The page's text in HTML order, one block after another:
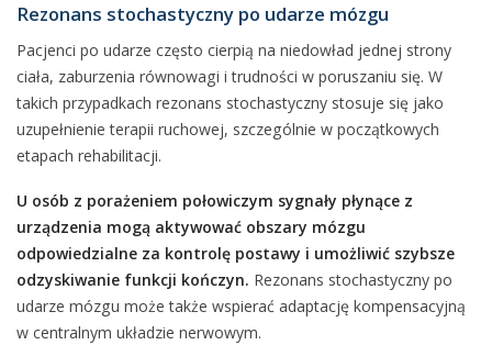
Rezonans stochastyczny po udarze mózgu
Pacjenci po udarze często cierpią na niedowład jednej strony
ciała, zaburzenia równowagi i trudności w poruszaniu się. W
takich przypadkach rezonans stochastyczny stosuje się jako
uzupełnienie terapii ruchowej, szczególnie w początkowych
etapach rehabilitacji.
U osób z porażeniem połowiczym sygnały płynące z
urządzenia mogą aktywować obszary mózgu
odpowiedzialne za kontrolę postawy i umożliwić szybsze
odzyskiwanie funkcji kończyn. Rezonans stochastyczny po
udarze mózgu może także wspierać adaptację kompensacyjną
w centralnym układzie nerwowym.